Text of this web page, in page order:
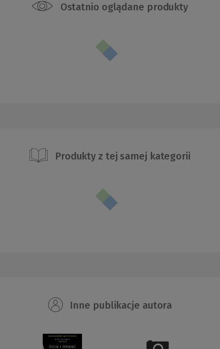
Ostatnio oglądane produkty
Produkty z tej samej kategorii
Inne publikacje autora